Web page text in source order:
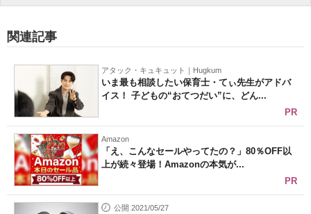
関連記事
アタック・キュキュット｜Hugkum
いま最も相談したい保育士・てぃ先生がアドバ
イス！ 子どもの“おてつだい”に、どん...
PR
Amazon
「え、こんなセールやってたの？」80％OFF以
上が続々登場！Amazonの本気が...
PR
公開 2021/05/27